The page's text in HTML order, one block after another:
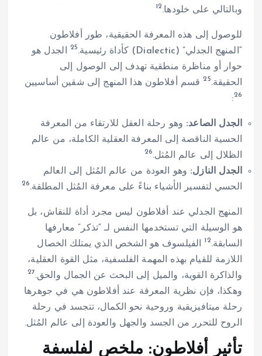
وبالتالي على خلودها.12
للوصول إلى هذه المعرفة الحقيقية، طور أفلاطون
“المنهج الجدلي” (Dialectic) كأداة رئيسية.
25 الجدل هو
حوار أو مناظرة منطقية تهدف إلى الوصول إلى
الحقيقة.25 قسم أفلاطون هذا المنهج إلى شقين أساسيين
26
:
الجدل الصاعد: وهو رحلة العقل للارتقاء من المعرفة
الحسية الناقصة إلى المعرفة العقلية الكاملة، من عالم
الظلال إلى عالم المُثل.26
الجدل النازل: وهو العودة من عالم المُثل إلى العالم
الحسي لتفسير الأشياء بناءً على معرفة المُثل المطلقة.26
المنهج الجدلي عند أفلاطون ليس مجرد أداة للنقاش، بل
هو الوسيلة التي تستخدمها النفس لـ “تذكر” معارفها
السابقة.12 الفيلسوف هو الشخص الذي يمتلك الخصال
اللازمة للقيام بهذه المهمة الفلسفية، مثل القوة العقلية،
والذاكرة القوية، والميل إلى البحث عن الجمال والحق.27
وهكذا، فإن نظرية المعرفة عند أفلاطون هي في جوهرها
رحلة ميتافيزيقية وروحية نحو الكمال، تتجسد في رحلة
الروح للتحرر من الجسد والجهل والعودة إلى عالم المُثل.
تأثير أفلاطون: ملخص لفلسفة